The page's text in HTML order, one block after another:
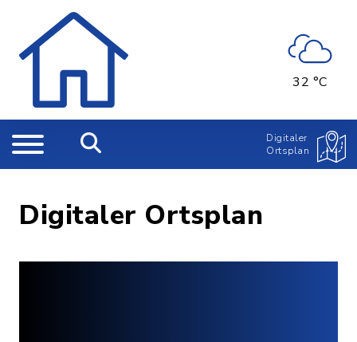
32 °C
Digitaler
Ortsplan
Digitaler Ortsplan